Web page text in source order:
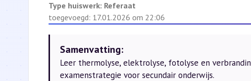
Type huiswerk: Referaat
toegevoegd: 17.01.2026 om 22:06
Samenvatting:
Leer thermolyse, elektrolyse, fotolyse en
examenstrategie voor secundair onderwijs.